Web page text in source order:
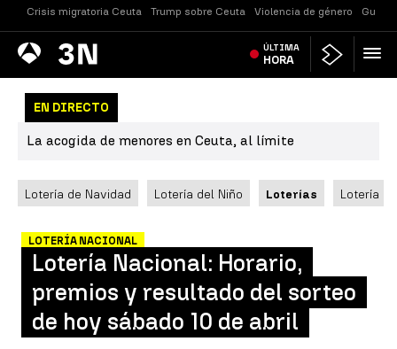
Crisis migratoria Ceuta Trump sobre Ceuta Violencia de género
Antena
3 Noticias ÚLTIMA
HORA
EN DIRECTO
La acogida de menores en Ceuta, al límite
Lotería de Navidad Lotería del Niño Loterías Lotería
LOTERÍA NACIONAL
Lotería Nacional: Horario,
premios y resultado del sorteo
de hoy sábado 10 de abril